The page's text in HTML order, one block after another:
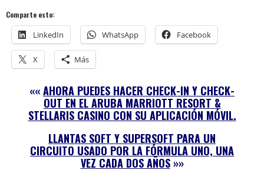
Comparte esto:
LinkedIn WhatsApp Facebook
X Más
««AHORA PUEDES HACER CHECK-IN Y CHECK-
OUT EN EL ARUBA MARRIOTT RESORT &
STELLARIS CASINO CON SU APLICACIÓN MÓVIL.
LLANTAS SOFT Y SUPERSOFT PARA UN
CIRCUITO USADO POR LA FÓRMULA UNO, UNA
VEZ CADA DOS AÑOS»»